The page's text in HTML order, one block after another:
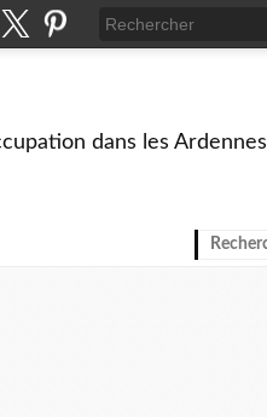
dans les Ardennes